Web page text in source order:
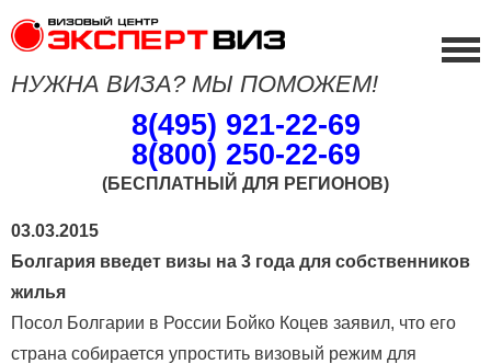
НУЖНА ВИЗА? МЫ ПОМОЖЕМ!
8(495) 921-22-69
8(800) 250-22-69
(БЕСПЛАТНЫЙ ДЛЯ РЕГИОНОВ)
03.03.2015
Болгария введет визы на 3 года для собственников
жилья
Посол Болгарии в России Бойко Коцев заявил, что его
страна собирается упростить визовый режим для